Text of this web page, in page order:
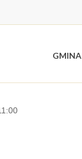
GMINA